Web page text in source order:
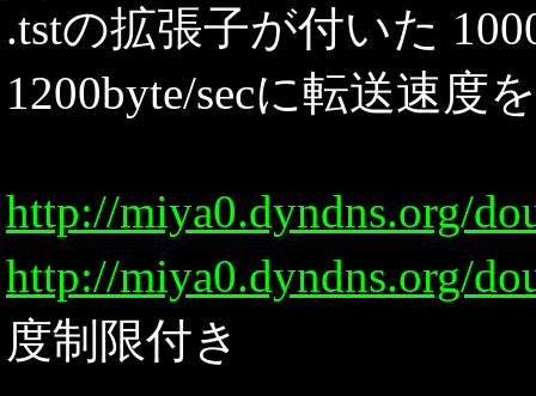
.tstの拡張子が付いた
1200byte/secに転送速度
http://miya0.dyndns.org/
http://miya0.dyndns.org/
度制限付き